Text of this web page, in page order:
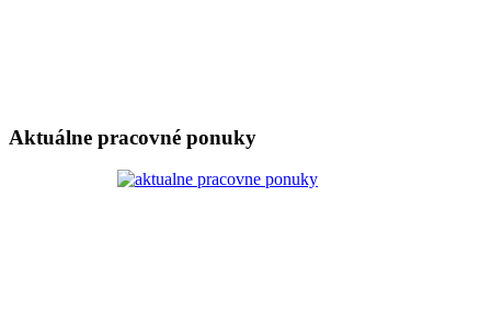
Aktuálne pracovné ponuky